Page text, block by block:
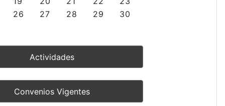
26 27 28 29
30
Actividades
Convenios Vigentes